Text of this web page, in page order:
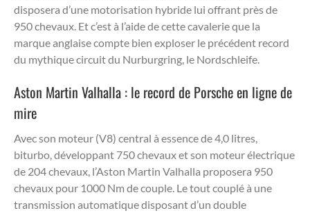
disposera d’une motorisation hybride lui offrant près de
950 chevaux. Et c’est à l’aide de cette cavalerie que la
marque anglaise compte bien exploser le précédent record
du mythique circuit du Nurburgring, le Nordschleife.
Aston Martin Valhalla : le record de Porsche en ligne de
mire
Avec son moteur (V8) central à essence de 4,0 litres,
biturbo, développant 750 chevaux et son moteur électrique
de 204 chevaux, l’Aston Martin Valhalla proposera 950
chevaux pour 1000 Nm de couple. Le tout couplé à une
transmission automatique disposant d’un double